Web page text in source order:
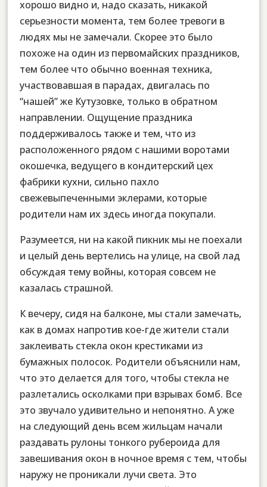
хорошо видно и, надо сказать, никакой
серьезности момента, тем более тревоги в
людях мы не замечали. Скорее это было
похоже на один из первомайских праздников,
тем более что обычно военная техника,
участвовавшая в парадах, двигалась по
“нашей” же Кутузовке, только в обратном
направлении. Ощущение праздника
поддерживалось также и тем, что из
расположенного рядом с нашими воротами
окошечка, ведущего в кондитерский цех
фабрики кухни, сильно пахло
свежевыпеченными эклерами, которые
родители нам их здесь иногда покупали.
Разумеется, ни на какой пикник мы не поехали
и целый день вертелись на улице, на свой лад
обсуждая тему войны, которая совсем не
казалась страшной.
К вечеру, сидя на балконе, мы стали замечать,
как в домах напротив кое-где жители стали
заклеивать стекла окон крестиками из
бумажных полосок. Родители объяснили нам,
что это делается для того, чтобы стекла не
разлетались осколками при взрывах бомб. Все
это звучало удивительно и непонятно. А уже
на следующий день всем жильцам начали
раздавать рулоны тонкого рубероида для
завешивания окон в ночное время с тем, чтобы
наружу не проникали лучи света. Это